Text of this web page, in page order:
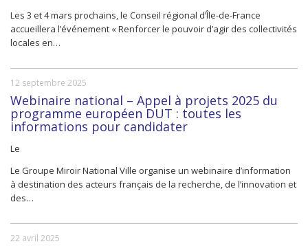
Les 3 et 4 mars prochains, le Conseil régional d’Île-de-France
accueillera l’événement « Renforcer le pouvoir d’agir des collectivités
locales en…
12 septembre 2025
Webinaire national – Appel à projets 2025 du
programme européen DUT : toutes les
informations pour candidater
Le
Le Groupe Miroir National Ville organise un webinaire d’information
à destination des acteurs français de la recherche, de l’innovation et
des…
22 avril 2025